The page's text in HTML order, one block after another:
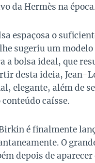
da Hermès na
espaçosa o
sugeriu um
a bolsa ideal, que
desta ideia, Jean-
elegante, além de
caísse.
é finalmente
O
depois de